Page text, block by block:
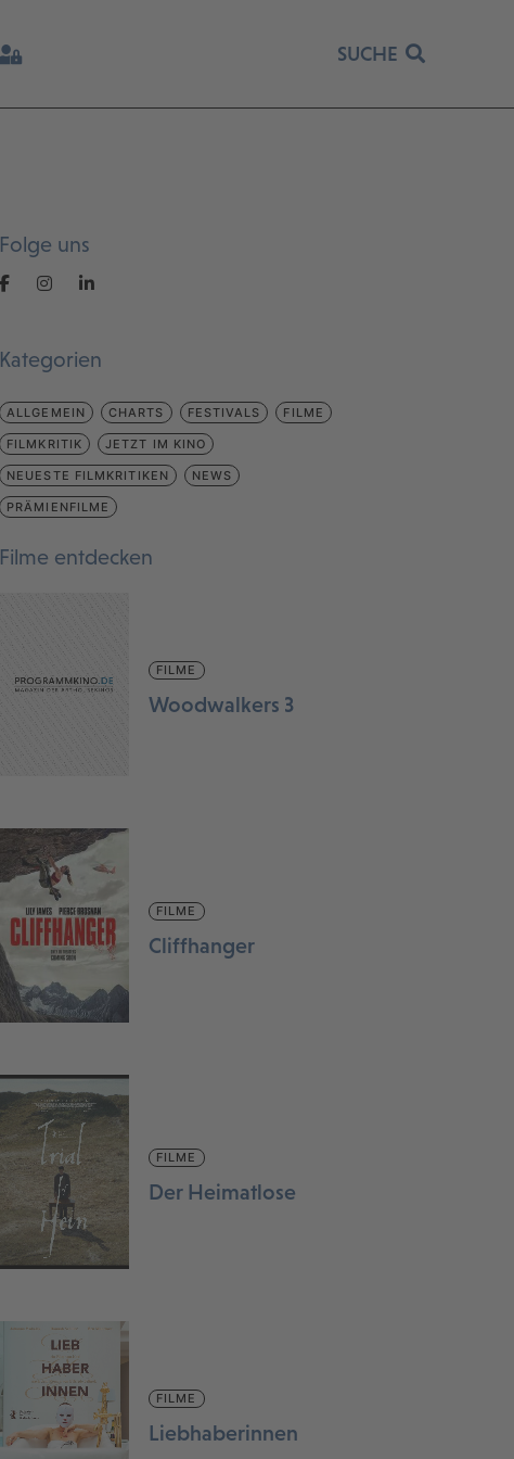
SUCHE
Folge uns
Kategorien
ALLGEMEIN CHARTS FESTIVALS FILME
FILMKRITIK JETZT IM KINO
NEUESTE FILMKRITIKEN NEWS
PRÄMIENFILME
Filme entdecken
FILME
Woodwalkers 3
FILME
Cliffhanger
FILME
Der Heimatlose
FILME
Liebhaberinnen